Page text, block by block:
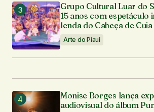
Grupo Cultural Luar do
15 anos com espetáculo
lenda do Cabeça de Cuia
Arte do Piauí
Monise Borges lança
audiovisual do álbum